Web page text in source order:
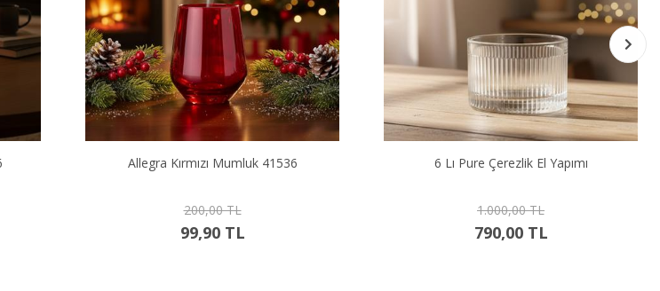
6 Lı Pure Çerezlik El Yapımı
1.000,00 TL
790,00 TL
6 Lı Rattan Çerezlik El Yapımı
1.000,00 TL
790,00 TL